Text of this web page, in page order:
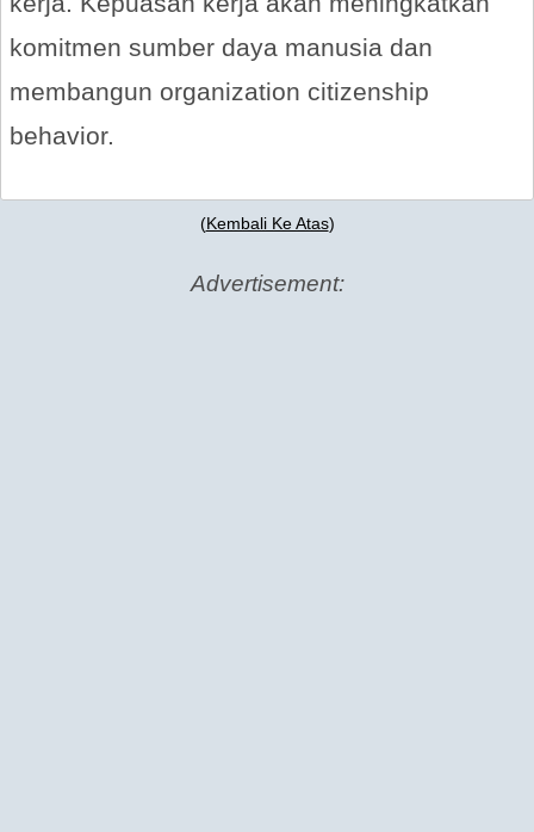
komitmen sumber daya manusia dan
membangun organization citizenship
behavior.
(Kembali Ke Atas)
Advertisement: